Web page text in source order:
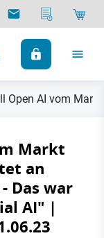
Open AI vom
Markt
an
Das war
AI" |